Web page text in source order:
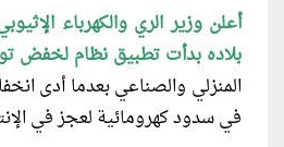
أعلن وزير الري والكهرباء
بلاده بدأت تطبيق نظام لخفض
المنزلي والصناعي بعدما أدى
في سدود كهرومائية لعجز في